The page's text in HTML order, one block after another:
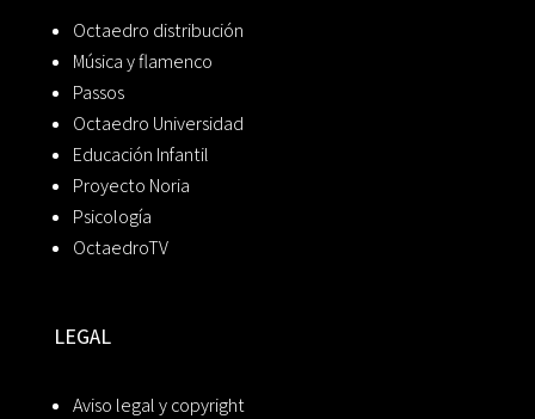
Octaedro distribución
Música y flamenco
Passos
Octaedro Universidad
Educación Infantil
Proyecto Noria
Psicología
OctaedroTV
LEGAL
Aviso legal y copyright